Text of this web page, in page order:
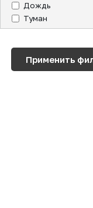
Дождь
Туман